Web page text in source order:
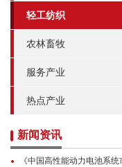
轻工纺织
农林畜牧
服务产业
热点产业
新闻资讯
《中国高性能动力电池系